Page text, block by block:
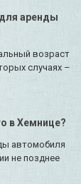
аренды
возраст
случаях –
в Хемнице?
автомобиля
не позднее